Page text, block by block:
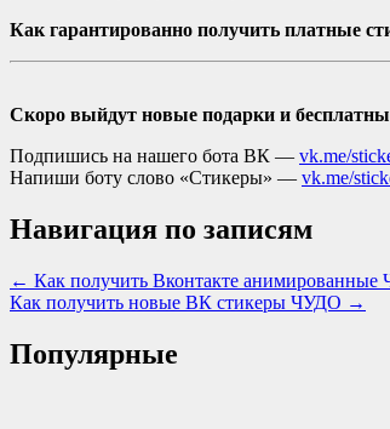
Как гарантированно получить платные
Скоро выйдут новые подарки и
Подпишись на нашего бота ВК — vk.me/
Напиши боту слово «Стикеры» — vk.me/
Навигация по записям
← Как получить Вконтакте анимированные
Как получить новые ВК стикеры ЧУДО →
Популярные